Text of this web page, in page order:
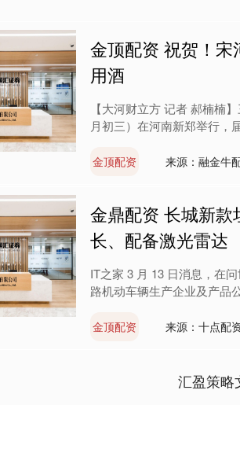
金顶配资 祝贺！宋
用酒
【大河财立方 记者 郝楠楠
月初三）在河南新郑举行，
金顶配资 来源：融金牛
金鼎配资 长城新款
长、配备激光雷达
IT之家 3 月 13 日消息，在
路机动车辆生产企业及产品
金顶配资 来源：十点配
汇盈策略